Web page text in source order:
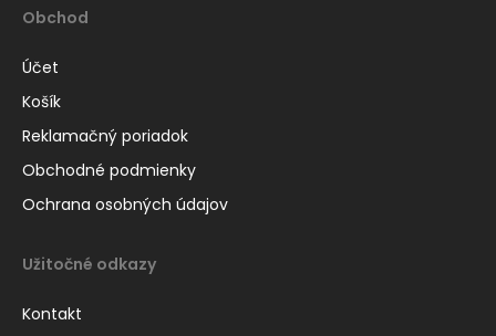
Obchod
Účet
Košík
Reklamačný poriadok
Obchodné podmienky
Ochrana osobných údajov
Užitočné odkazy
Kontakt